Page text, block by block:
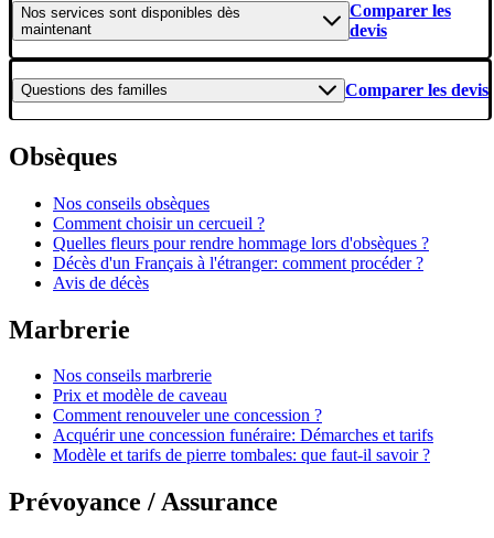
Nos services sont disponibles dès
maintenant
Comparer les
devis
Questions des familles Comparer les devis
Obsèques
Nos conseils obsèques
Comment choisir un cercueil ?
Quelles fleurs pour rendre hommage lors d'obsèques ?
Décès d'un Français à l'étranger: comment procéder ?
Avis de décès
Marbrerie
Nos conseils marbrerie
Prix et modèle de caveau
Comment renouveler une concession ?
Acquérir une concession funéraire: Démarches et tarifs
Modèle et tarifs de pierre tombales: que faut-il savoir ?
Prévoyance / Assurance